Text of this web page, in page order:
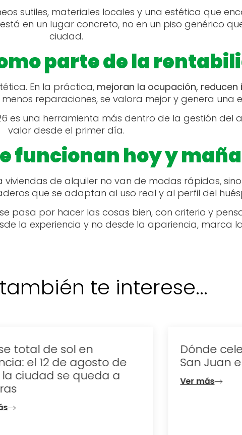
sutiles, materiales locales y una estética que
en un lugar concreto, no en un piso genérico
ciudad.
parte de la
En la práctica, mejoran la ocupación,
reparaciones, se valora mejor y genera una
es una herramienta más dentro de la gestión del
valor desde el primer día.
funcionan hoy y
de alquiler no van de modas rápidas,
que se adaptan al uso real y al perfil del
pasa por hacer las cosas bien, con criterio y
la experiencia y no desde la apariencia, marca
te interese...
celebrar la noche de
Juan en Valencia
Dónde
este
de